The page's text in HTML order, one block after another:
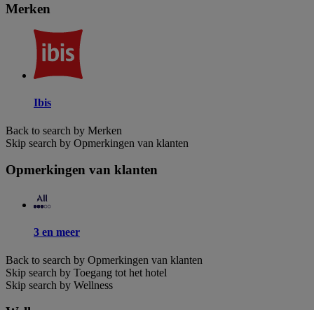
Merken
Ibis
Back to search by Merken
Skip search by Opmerkingen van klanten
Opmerkingen van klanten
3 en meer
Back to search by Opmerkingen van klanten
Skip search by Toegang tot het hotel
Skip search by Wellness